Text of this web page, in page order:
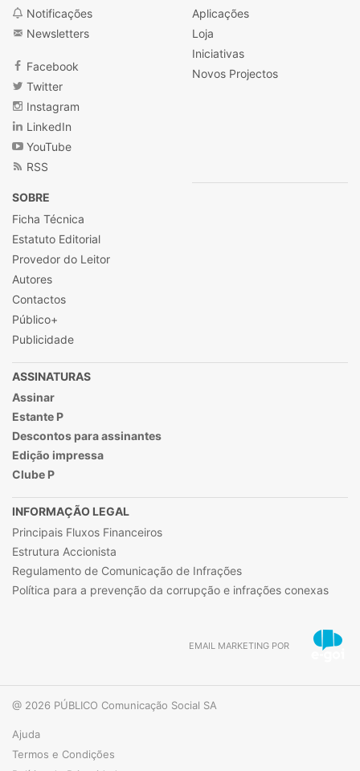
Notificações
Newsletters
Facebook
Twitter
Instagram
LinkedIn
YouTube
RSS
Aplicações
Loja
Iniciativas
Novos Projectos
SOBRE
Ficha Técnica
Estatuto Editorial
Provedor do Leitor
Autores
Contactos
Público+
Publicidade
ASSINATURAS
Assinar
Estante P
Descontos para assinantes
Edição impressa
Clube P
INFORMAÇÃO LEGAL
Principais Fluxos Financeiros
Estrutura Accionista
Regulamento de Comunicação de Infrações
Política para a prevenção da corrupção e infrações conexas
EMAIL MARKETING POR
@ 2026 PÚBLICO Comunicação Social SA
Ajuda
Termos e Condições